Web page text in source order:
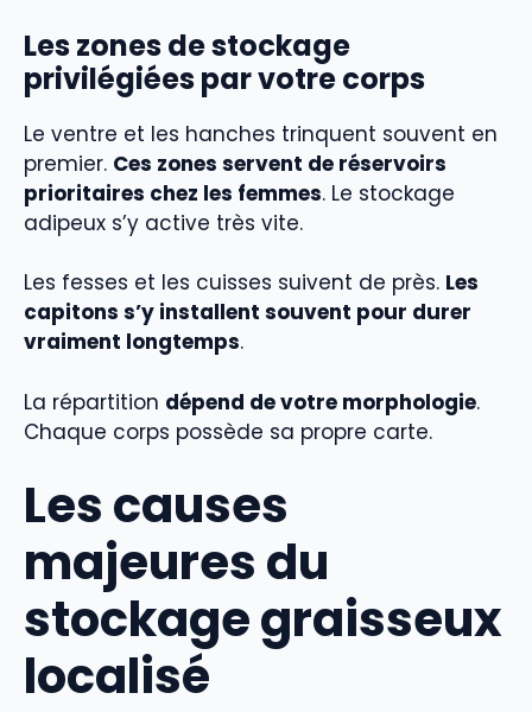
Les zones de stockage
privilégiées par votre corps
Le ventre et les hanches trinquent souvent en
premier. Ces zones servent de réservoirs
prioritaires chez les femmes. Le stockage
adipeux s’y active très vite.
Les fesses et les cuisses suivent de près. Les
capitons s’y installent souvent pour durer
vraiment longtemps.
La répartition dépend de votre morphologie.
Chaque corps possède sa propre carte.
Les causes
majeures du
stockage graisseux
localisé